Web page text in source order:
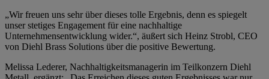
„Wir freuen uns sehr über dieses tolle Ergebnis, denn es spiegelt
unser stetiges Engagement für eine nachhaltige
Unternehmensentwicklung wider.“, äußert sich Heinz Strobl, CEO
von Diehl Brass Solutions über die positive Bewertung.
Melissa Lederer, Nachhaltigkeitsmanagerin im Teilkonzern Diehl